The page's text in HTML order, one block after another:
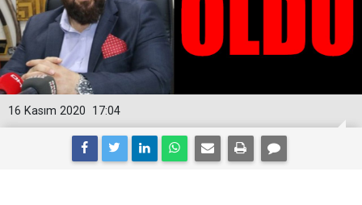
17:04
16 Kasım 2020